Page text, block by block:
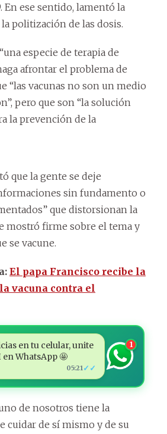
En ese sentido, lamentó la
politización de las dosis.
especie de terapia de
afrontar el problema de
“las vacunas no son un medio
pero que son “la solución
la prevención de la
que la gente se deje
sin fundamento o
que distorsionan la
mostró firme sobre el tema y
se vacune.
El papa Francisco recibe la
vacuna contra el
en tu celular, unite
en WhatsApp 🤩
05:21 ✓✓
1
de nosotros tiene la
cuidar de sí mismo y de su